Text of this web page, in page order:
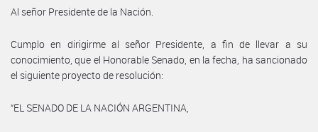
Al señor Presidente de la Nación.
Cumplo en dirigirme al señor Presidente, a fin de llevar a su
conocimiento, que el Honorable Senado, en la fecha, ha sancionado
el siguiente proyecto de resolución:
“EL SENADO DE LA NACIÓN ARGENTINA,